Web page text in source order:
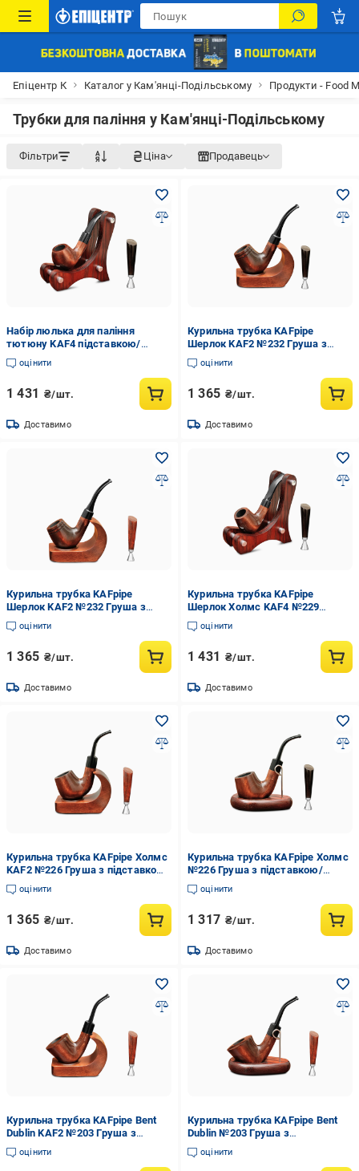
Епіцентр К Каталог у Кам'янці-Подільському Продукти - Food
Трубки для паління у Кам'янці-Подільському
Фільтри Ціна Продавець
Набір люлька для паління
тютюну KAF4 підставкою/
тампером Груша
оцінити
1 431 ₴/шт.
Доставимо
Курильна трубка KAFpipe
Шерлок KAF2 №232 Груша з
підставкою/тампером
оцінити
1 365 ₴/шт.
Доставимо
Курильна трубка KAFpipe
Шерлок KAF2 №232 Груша з
підставкою/тампером
оцінити
1 365 ₴/шт.
Доставимо
Курильна трубка KAFpipe
Шерлок Холмс KAF4 №229
Груша з підставкою/тампером
оцінити
1 431 ₴/шт.
Доставимо
Курильна трубка KAFpipe Холмс
KAF2 №226 Груша з підставкою/
тампером
оцінити
1 365 ₴/шт.
Доставимо
Курильна трубка KAFpipe Холмс
№226 Груша з підставкою/
тампером
оцінити
1 317 ₴/шт.
Доставимо
Курильна трубка KAFpipe Bent
Dublin KAF2 №203 Груша з
підставкою/тампером
оцінити
Курильна трубка KAFpipe Bent
Dublin №203 Груша з
підставкою/тампером
оцінити